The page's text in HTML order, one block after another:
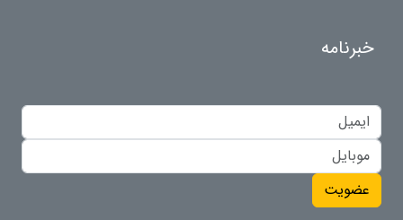
خبرنامه
عضویت